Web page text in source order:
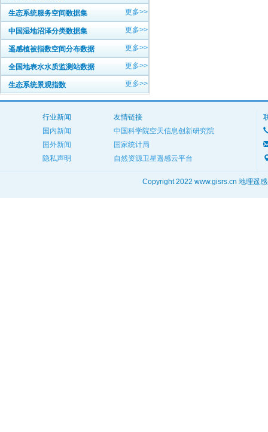
生态系统服务空间数据集 更多>>
中国湿地沼泽分类数据集 更多>>
遥感植被指数空间分布数据 更多>>
全国地表水水质监测站数据 更多>>
生态系统景观指数 更多>>
行业新闻
国内新闻
国外新闻
隐私声明
友情链接
中国科学院空天信息创新研究院
国家统计局
自然资源卫星遥感云平台
Copyright 2022 www.gisrs.cn 地理遥